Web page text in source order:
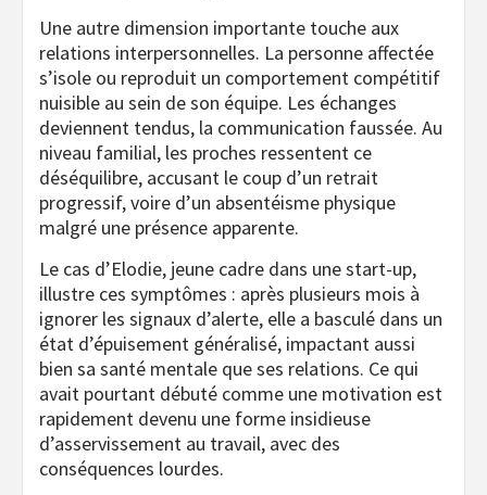
Une autre dimension importante touche aux
relations interpersonnelles. La personne affectée
s’isole ou reproduit un comportement compétitif
nuisible au sein de son équipe. Les échanges
deviennent tendus, la communication faussée. Au
niveau familial, les proches ressentent ce
déséquilibre, accusant le coup d’un retrait
progressif, voire d’un absentéisme physique
malgré une présence apparente.
Le cas d’Elodie, jeune cadre dans une start-up,
illustre ces symptômes : après plusieurs mois à
ignorer les signaux d’alerte, elle a basculé dans un
état d’épuisement généralisé, impactant aussi
bien sa santé mentale que ses relations. Ce qui
avait pourtant débuté comme une motivation est
rapidement devenu une forme insidieuse
d’asservissement au travail, avec des
conséquences lourdes.